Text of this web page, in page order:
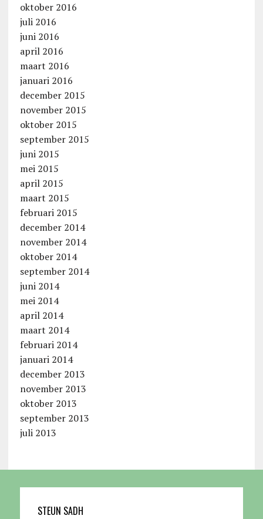
oktober 2016
juli 2016
juni 2016
april 2016
maart 2016
januari 2016
december 2015
november 2015
oktober 2015
september 2015
juni 2015
mei 2015
april 2015
maart 2015
februari 2015
december 2014
november 2014
oktober 2014
september 2014
juni 2014
mei 2014
april 2014
maart 2014
februari 2014
januari 2014
december 2013
november 2013
oktober 2013
september 2013
juli 2013
STEUN SADH